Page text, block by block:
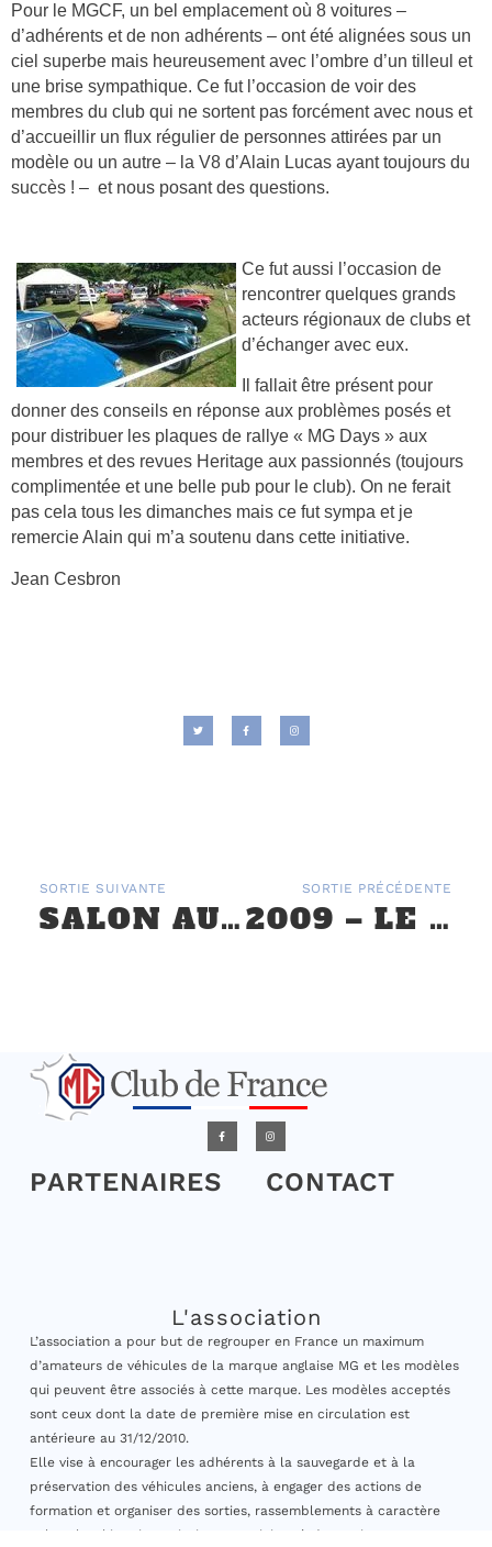
Pour le MGCF, un bel emplacement où 8 voitures –
d’adhérents et de non adhérents – ont été alignées sous un
ciel superbe mais heureusement avec l’ombre d’un tilleul et
une brise sympathique. Ce fut l’occasion de voir des
membres du club qui ne sortent pas forcément avec nous et
d’accueillir un flux régulier de personnes attirées par un
modèle ou un autre – la V8 d’Alain Lucas ayant toujours du
succès ! – et nous posant des questions.
Ce fut aussi l’occasion de
rencontrer quelques grands
acteurs régionaux de clubs et
d’échanger avec eux.
Il fallait être présent pour
donner des conseils en réponse aux problèmes posés et
pour distribuer les plaques de rallye « MG Days » aux
membres et des revues Heritage aux passionnés (toujours
complimentée et une belle pub pour le club). On ne ferait
pas cela tous les dimanches mais ce fut sympa et je
remercie Alain qui m’a soutenu dans cette initiative.
Jean Cesbron
SORTIE SUIVANTE
SALON AUTO MOTO CLASSIC DE TOULOUSE – 24 AU 26 SEPTEMBRE 2021
SORTIE PRÉCÉDENTE
2009 – LE MG CLUB DE FRANCE AU « AVIGNON MOTOR FESTIVAL »
PARTENAIRES CONTACT
L'association
L’association a pour but de regrouper en France un maximum
d’amateurs de véhicules de la marque anglaise MG et les modèles
qui peuvent être associés à cette marque. Les modèles acceptés
sont ceux dont la date de première mise en circulation est
antérieure au 31/12/2010.
Elle vise à encourager les adhérents à la sauvegarde et à la
préservation des véhicules anciens, à engager des actions de
formation et organiser des sorties, rassemblements à caractère
culturel et historique ainsi que participer à des actions